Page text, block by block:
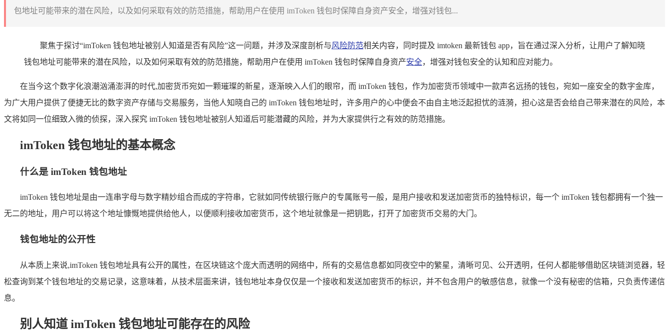
包地址可能带来的潜在风险，以及如何采取有效的防范措施，帮助用户在使用 imToken 钱包时保障自身资产安全，增强对钱包...
聚焦于探讨“imToken 钱包地址被别人知道是否有风险”这一问题，并涉及深度剖析与风险防范相关内容，同时提及 imtoken 最新钱包 app，旨在通过深入分析，让用户了解知晓
钱包地址可能带来的潜在风险，以及如何采取有效的防范措施，帮助用户在使用 imToken 钱包时保障自身资产安全，增强对钱包安全的认知和应对能力。
在当今这个数字化浪潮汹涌澎湃的时代,加密货币宛如一颗璀璨的新星，逐渐映入人们的眼帘，而 imToken 钱包，作为加密货币领域中一款声名远扬的钱包，宛如一座安全的数字金库，
为广大用户提供了便捷无比的数字资产存储与交易服务，当他人知晓自己的 imToken 钱包地址时，许多用户的心中便会不由自主地泛起担忧的涟漪，担心这是否会给自己带来潜在的风险，本
文将如同一位细致入微的侦探，深入探究 imToken 钱包地址被别人知道后可能潜藏的风险，并为大家提供行之有效的防范措施。
imToken 钱包地址的基本概念
什么是 imToken 钱包地址
imToken 钱包地址是由一连串字母与数字精妙组合而成的字符串，它就如同传统银行账户的专属账号一般，是用户接收和发送加密货币的独特标识，每一个 imToken 钱包都拥有一个独一
无二的地址，用户可以将这个地址慷慨地提供给他人，以便顺利接收加密货币，这个地址就像是一把钥匙，打开了加密货币交易的大门。
钱包地址的公开性
从本质上来说,imToken 钱包地址具有公开的属性，在区块链这个庞大而透明的网络中，所有的交易信息都如同夜空中的繁星，清晰可见、公开透明，任何人都能够借助区块链浏览器，轻
松查询到某个钱包地址的交易记录，这意味着，从技术层面来讲，钱包地址本身仅仅是一个接收和发送加密货币的标识，并不包含用户的敏感信息，就像一个没有秘密的信箱，只负责传递信
息。
别人知道 imToken 钱包地址可能存在的风险